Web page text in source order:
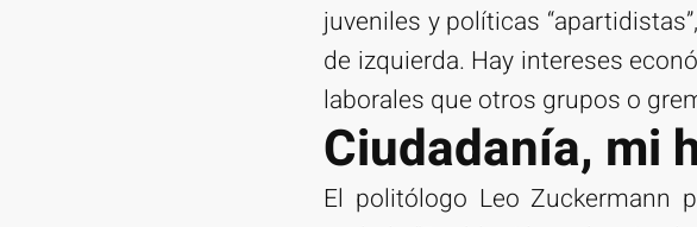
juveniles y políticas
de izquierda. Hay intereses
laborales que otros grupos o
Ciudadanía, mi
El politólogo Leo Zuckermann